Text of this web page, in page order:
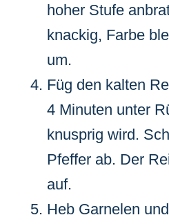
hoher Stufe
knackig, Farbe
um.
Füg den kalten
4 Minuten unter
knusprig wird.
Pfeffer ab. Der
auf.
Heb Garnelen